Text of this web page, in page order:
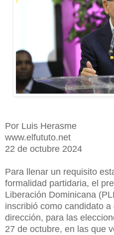
Por Luis Herasme
www.elfututo.net
22 de octubre 2024
Para llenar un requisito
formalidad partidaria, el
Liberación Dominicana
inscribió como candidato
dirección, para las
27 de octubre, en las que